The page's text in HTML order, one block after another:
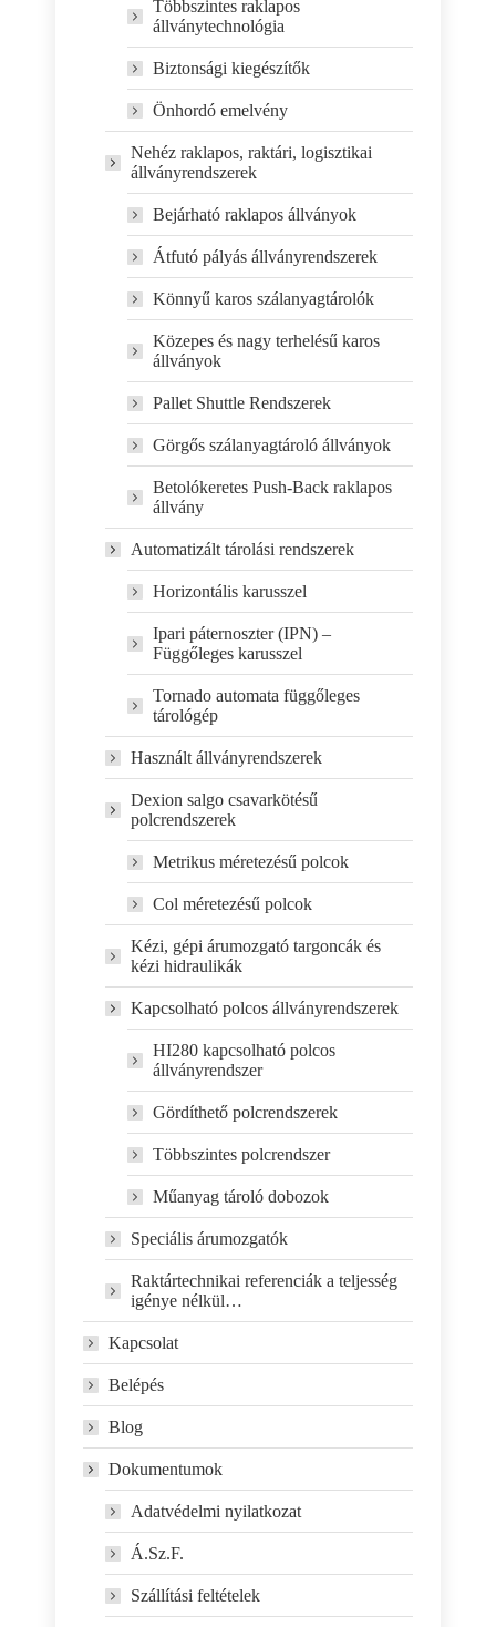
Többszintes raklapos
állványtechnológia
Biztonsági kiegészítők
Önhordó emelvény
Nehéz raklapos, raktári, logisztikai
állványrendszerek
Bejárható raklapos állványok
Átfutó pályás állványrendszerek
Könnyű karos szálanyagtárolók
Közepes és nagy terhelésű karos
állványok
Pallet Shuttle Rendszerek
Görgős szálanyagtároló állványok
Betolókeretes Push-Back raklapos
állvány
Automatizált tárolási rendszerek
Horizontális karusszel
Ipari páternoszter (IPN) –
Függőleges karusszel
Tornado automata függőleges
tárológép
Használt állványrendszerek
Dexion salgo csavarkötésű
polcrendszerek
Metrikus méretezésű polcok
Col méretezésű polcok
Kézi, gépi árumozgató targoncák és
kézi hidraulikák
Kapcsolható polcos állványrendszerek
HI280 kapcsolható polcos
állványrendszer
Gördíthető polcrendszerek
Többszintes polcrendszer
Műanyag tároló dobozok
Speciális árumozgatók
Raktártechnikai referenciák a teljesség
igénye nélkül…
Kapcsolat
Belépés
Blog
Dokumentumok
Adatvédelmi nyilatkozat
Á.Sz.F.
Szállítási feltételek